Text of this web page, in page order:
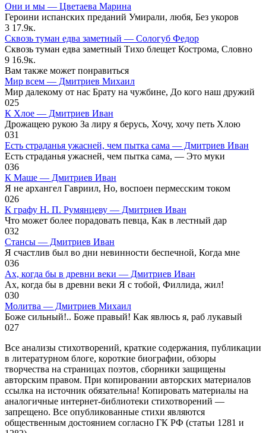
Они и мы — Цветаева Марина
Героини испанских преданий Умирали, любя, Без укоров
3 17.9к.
Сквозь туман едва заметный — Сологуб Федор
Сквозь туман едва заметный Тихо блещет Кострома, Словно
9 16.9к.
Вам также может понравиться
Мир всем — Дмитриев Михаил
Мир далекому от нас Брату на чужбине, До кого наш дружий
025
К Хлое — Дмитриев Иван
Дрожащею рукою За лиру я берусь, Хочу, хочу петь Хлою
031
Есть страданья ужасней, чем пытка сама — Дмитриев Иван
Есть страданья ужасней, чем пытка сама, — Это муки
036
К Маше — Дмитриев Иван
Я не архангел Гавриил, Но, воспоен пермесским током
026
К графу Н. П. Румянцеву — Дмитриев Иван
Что может более порадовать певца, Как в лестный дар
032
Стансы — Дмитриев Иван
Я счастлив был во дни невинности беспечной, Когда мне
036
Ах, когда бы в древни веки — Дмитриев Иван
Ах, когда бы в древни веки Я с тобой, Филлида, жил!
030
Молитва — Дмитриев Михаил
Боже сильный!.. Боже правый! Как явлюсь я, раб лукавый
027
Все анализы стихотворений, краткие содержания, публикации
в литературном блоге, короткие биографии, обзоры
творчества на страницах поэтов, сборники защищены
авторским правом. При копировании авторских материалов
ссылка на источник обязательна! Копировать материалы на
аналогичные интернет-библиотеки стихотворений —
запрещено. Все опубликованные стихи являются
общественным достоянием согласно ГК РФ (статьи 1281 и